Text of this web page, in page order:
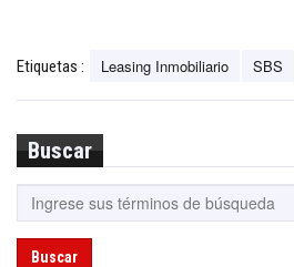
Etiquetas : Leasing Inmobiliario SBS
Buscar
Buscar